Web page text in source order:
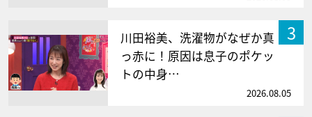
3
川田裕美、洗濯物がなぜか真
っ赤に！原因は息子のポケッ
トの中身…
2026.08.05